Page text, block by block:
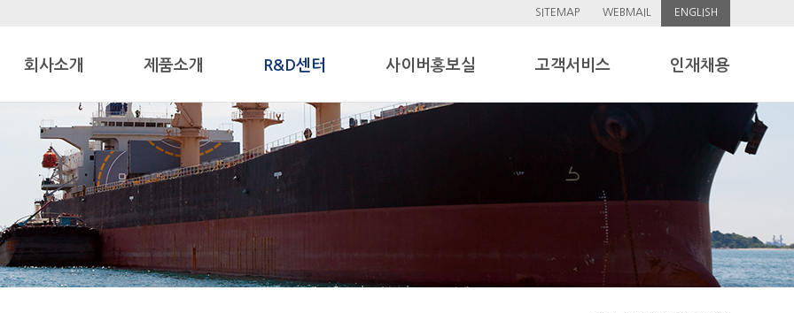
SITEMAP WEBMAIL ENGLISH
회사소개 제품소개 R&D센터 사이버홍보실 고객서비스 인재채용